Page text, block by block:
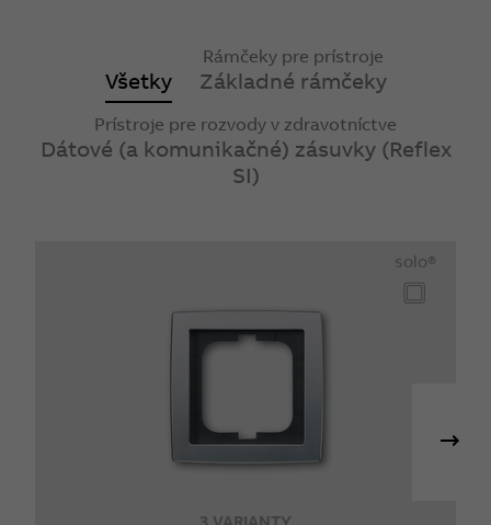
Všetky
Rámčeky pre prístroje
Základné rámčeky
Prístroje pre rozvody v zdravotníctve
Dátové (a komunikačné) zásuvky (Reflex
SI)
solo®